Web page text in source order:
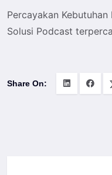
Percayakan
Solusi Podcast
Share On: